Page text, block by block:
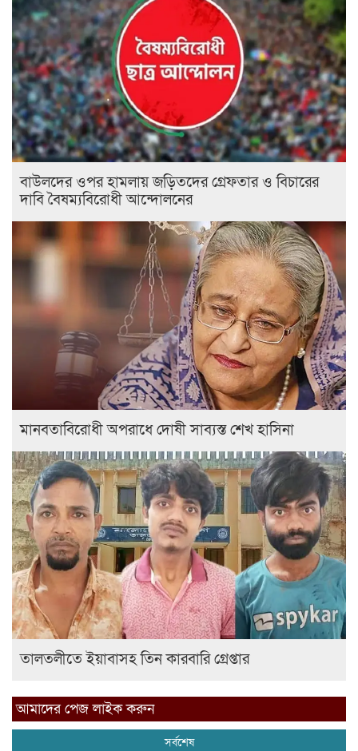
বাউলদের ওপর হামলায় জড়িতদের গ্রেফতার ও বিচারের
দাবি বৈষম্যবিরোধী আন্দোলনের
মানবতাবিরোধী অপরাধে দোষী সাব্যস্ত শেখ হাসিনা
তালতলীতে ইয়াবাসহ তিন কারবারি গ্রেপ্তার
আমাদের পেজ লাইক করুন
সর্বশেষ